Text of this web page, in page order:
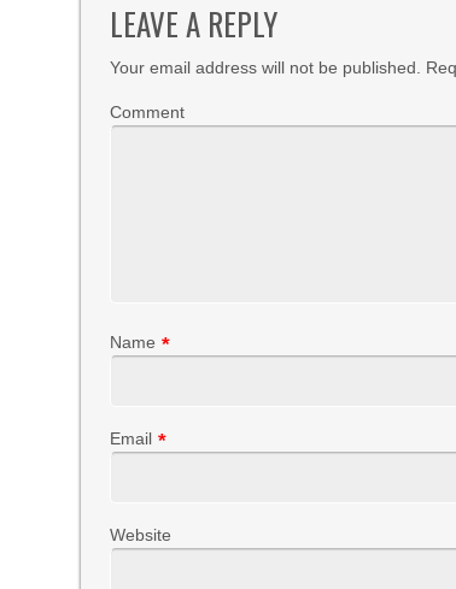
LEAVE A REPLY
Your email address will not be published.
Comment
Name *
Email *
Website